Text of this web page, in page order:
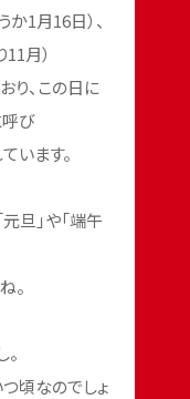
か1月16日）、
月）
り、この日に
呼び
います。
旦」や「端午
。
頃なのでしょ